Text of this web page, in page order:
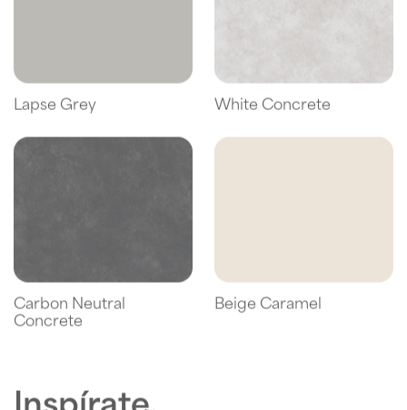
Lapse Grey White Concrete
Carbon Neutral
Concrete
Beige Caramel